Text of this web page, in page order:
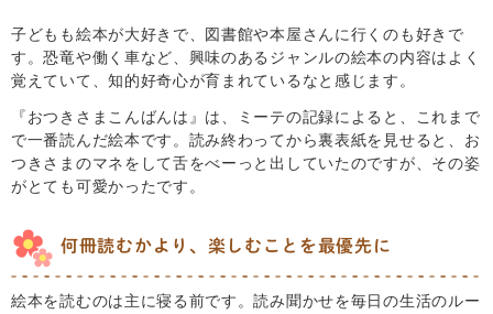
子どもも絵本が大好きで、図書館や本屋さんに行くのも好きで
す。恐竜や働く車など、興味のあるジャンルの絵本の内容はよく
覚えていて、知的好奇心が育まれているなと感じます。
『おつきさまこんばんは』は、ミーテの記録によると、これまで
で一番読んだ絵本です。読み終わってから裏表紙を見せると、お
つきさまのマネをして舌をべーっと出していたのですが、その姿
がとても可愛かったです。
何冊読むかより、楽しむことを最優先に
絵本を読むのは主に寝る前です。読み聞かせを毎日の生活のルー